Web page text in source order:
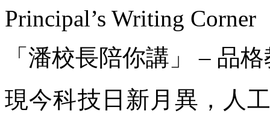
Principal’s Writing Corner
「潘校長陪你講」 – 品
現今科技日新月異，人